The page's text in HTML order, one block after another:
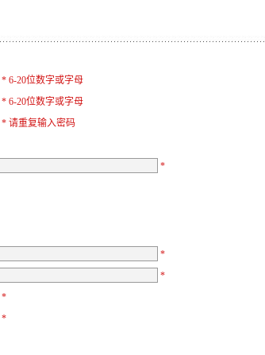
* 6-20位数字或字母
* 6-20位数字或字母
* 请重复输入密码
*
*
*
*
*